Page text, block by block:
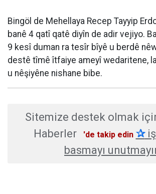
Bingöl de Mehellaya Recep Tayyip
banê 4 qatî qatê diyîn de adir vejiyo.
9 kesî duman ra tesîr bîyê u berdê
destê tîmê îtfaiye ameyî wedaritene,
u nêşiyêne nishane bibe.
Sitemize destek olmak
Haberler
'de takip edin ✰
basmayı